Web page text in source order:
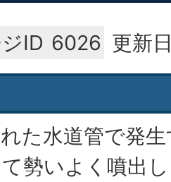
ID 6026 更新
た水道管で発
勢いよく噴出